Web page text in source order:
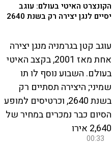
הקונצרט האיטי בעולם: עוגב
יסיים לנגן יצירה רק בשנת 2640
עוגב קטן בגרמניה מנגן יצירה
אחת מאז 2001, בקצב האיטי
בעולם. השבוע נוסף לו תו
שמיני; היצירה תסתיים רק
בשנת 2640, וכרטיסים למופע
הסיום כבר נמכרים במחיר של
2,640 אירו
00:33